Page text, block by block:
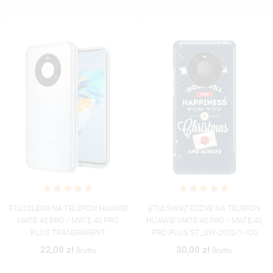
ETUI ŚWIĄTECZNE NA TELEFON
HUAWEI MATE 40 PRO / MATE 40
PRO PLUS ST_SW-2020-1-100
30,00 zł
ETUI ŚWIĄTECZNE NA
HUAWEI MATE 40 PRO /
PRO PLUS ST_SW-2020-
30,00 zł